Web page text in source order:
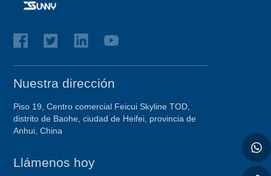
Nuestra dirección
Piso 19, Centro comercial Feicui Skyline TOD,
distrito de Baohe, ciudad de Heifei, provincia de
Anhui, China
Llámenos hoy